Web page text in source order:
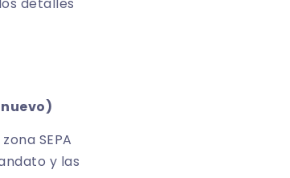
SEPA
y las